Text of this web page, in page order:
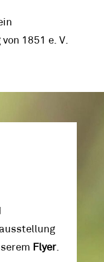
1851 e. V.
Flyer.